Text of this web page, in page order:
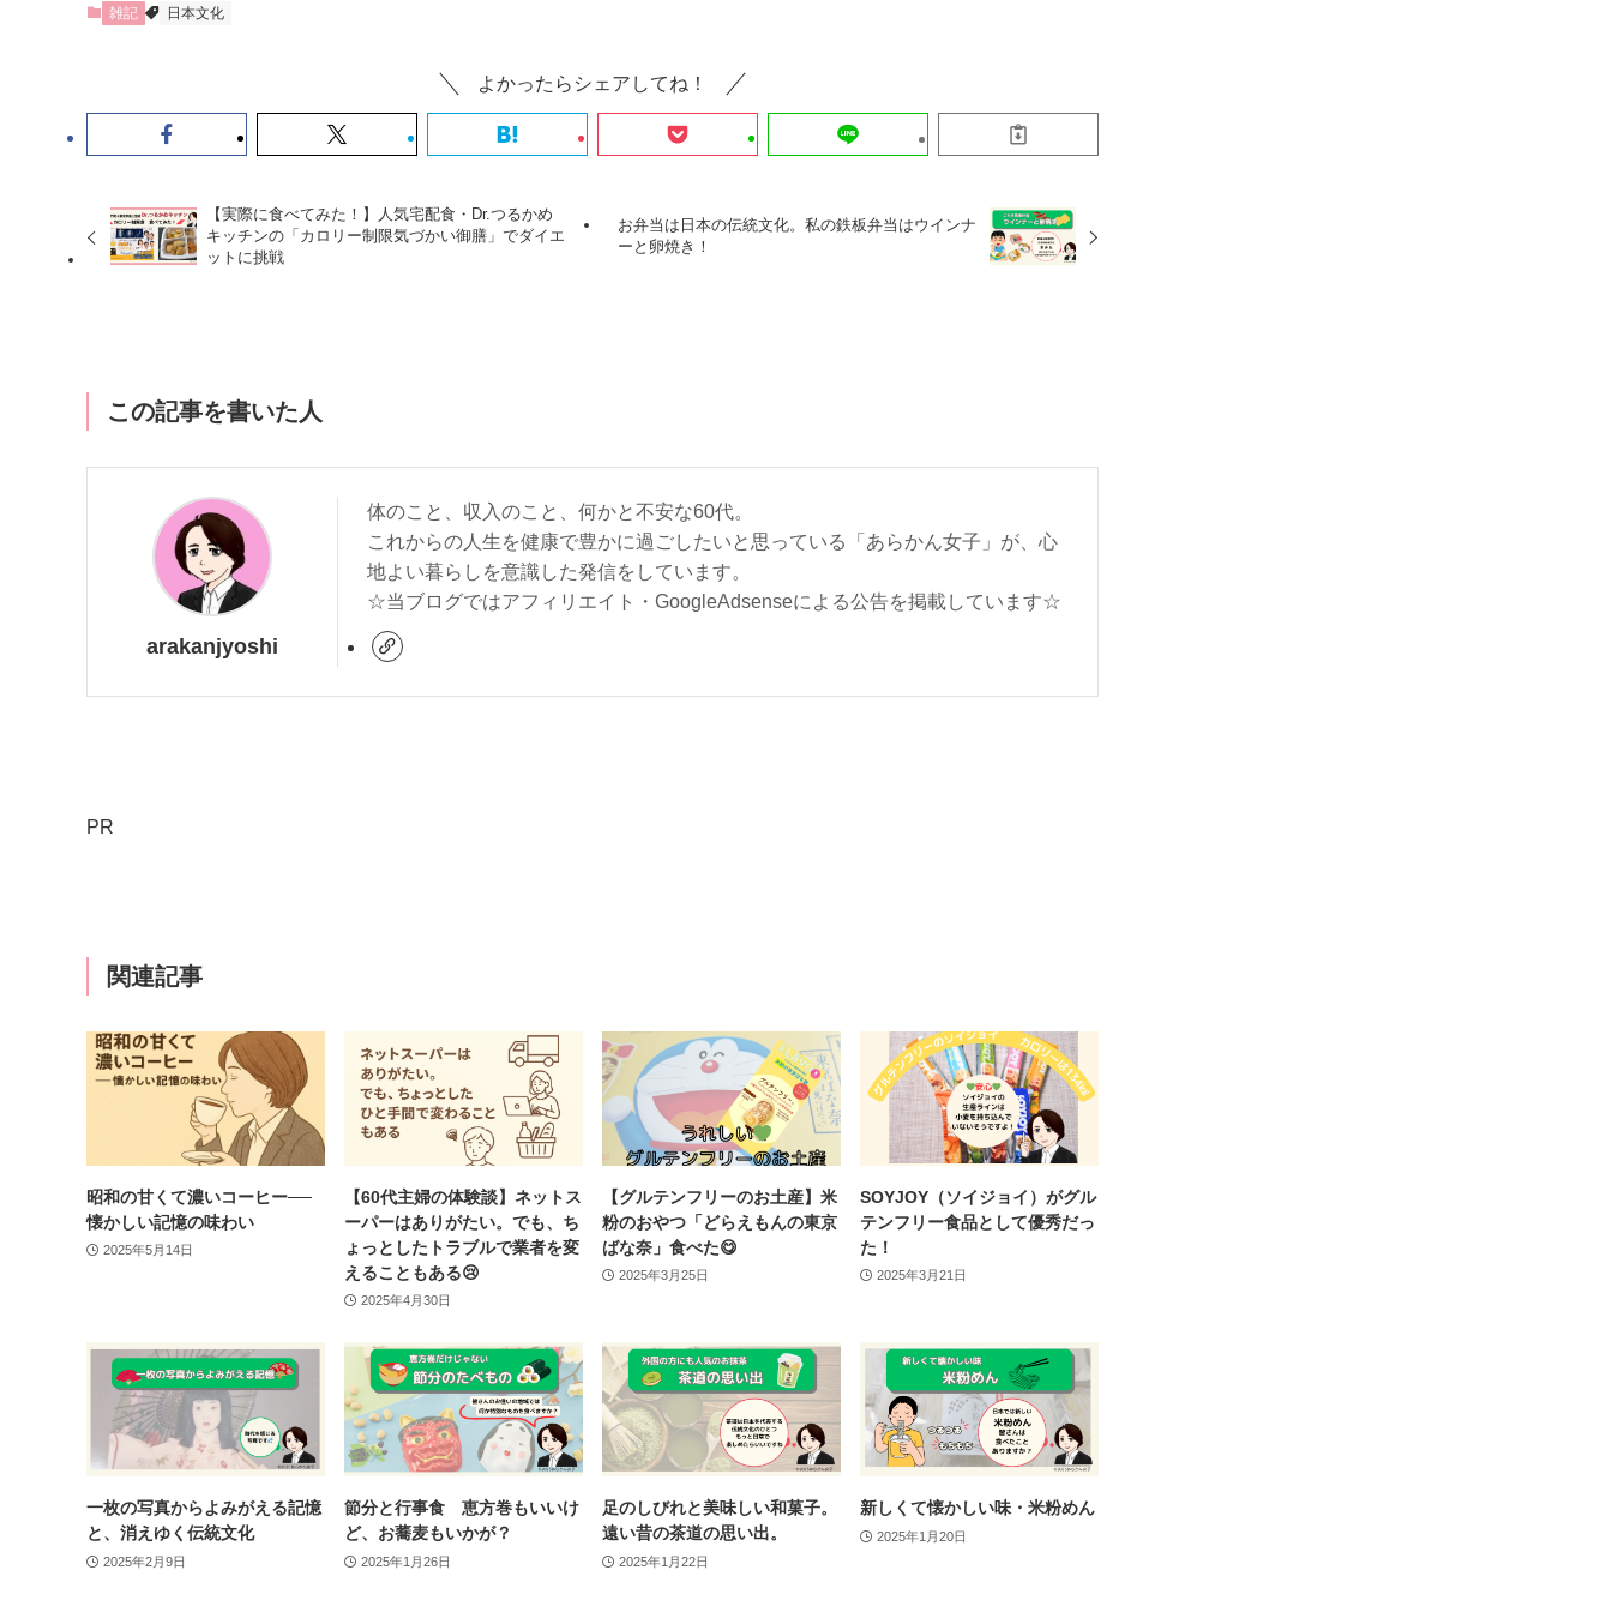
雑記 日本文化
よかったらシェアしてね！
【実際に食べてみた！】人気宅配食・Dr.つるかめ
キッチンの「カロリー制限気づかい御膳」でダイエ
ットに挑戦
お弁当は日本の伝統文化。私の鉄板弁当はウインナ
ーと卵焼き！
この記事を書いた人
arakanjyoshi
体のこと、収入のこと、何かと不安な60代。
これからの人生を健康で豊かに過ごしたいと思っている「あらかん女子」が、心
地よい暮らしを意識した発信をしています。
☆当ブログではアフィリエイト・GoogleAdsenseによる公告を掲載しています☆
PR
関連記事
昭和の甘くて濃いコーヒー──
懐かしい記憶の味わい
2025年5月14日
【60代主婦の体験談】ネットス
ーパーはありがたい。でも、ち
ょっとしたトラブルで業者を変
えることもある😢
2025年4月30日
【グルテンフリーのお土産】米
粉のおやつ「どらえもんの東京
ばな奈」食べた😋
2025年3月25日
SOYJOY（ソイジョイ）がグル
テンフリー食品として優秀だっ
た！
2025年3月21日
一枚の写真からよみがえる記憶
と、消えゆく伝統文化
2025年2月9日
節分と行事食 恵方巻もいいけ
ど、お蕎麦もいかが？
2025年1月26日
足のしびれと美味しい和菓子。
遠い昔の茶道の思い出。
2025年1月22日
新しくて懐かしい味・米粉めん
2025年1月20日